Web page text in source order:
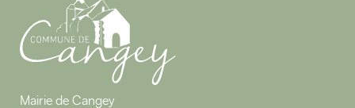
Mairie de Cangey